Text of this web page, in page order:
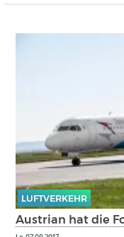
LUFTVERKEHR
Austrian hat die